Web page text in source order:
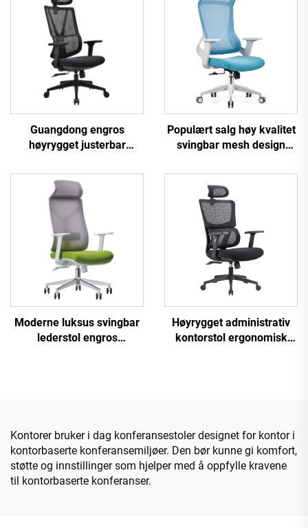
Guangdong engros
høyrygget justerbar
kontorstol komfortabel
datamaskin
skrivebordsstol for
kontoret
Populært salg høy kvalitet
svingbar mesh design
ergonomisk kontorstol
personallederstol
Moderne luksus svingbar
lederstol engros
Høyrygget administrativ
kontorstol ergonomisk
Kontorer bruker i dag konferansestoler designet for kontor i
kontorbaserte konferansemiljøer. Den bør kunne gi komfort,
støtte og innstillinger som hjelper med å oppfylle kravene
til kontorbaserte konferanser.